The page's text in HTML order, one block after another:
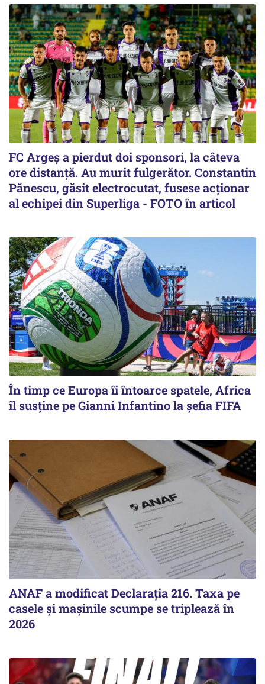
FC Argeș a pierdut doi sponsori, la câteva
ore distanță. Au murit fulgerător. Constantin
Pănescu, găsit electrocutat, fusese acționar
al echipei din Superliga - FOTO în articol
În timp ce Europa îi întoarce spatele, Africa
îl susține pe Gianni Infantino la șefia FIFA
ANAF a modificat Declarația 216. Taxa pe
casele și mașinile scumpe se triplează în
2026